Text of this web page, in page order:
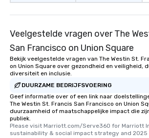
Veelgestelde vragen over The
San Francisco on Union Square
Bekijk veelgestelde vragen van The Westin St.
on Union Square over gezondheid en veiligheid,
diversiteit en inclusie.
DUURZAME BEDRIJFSVOERING
Geef informatie over of een link naar
The Westin St. Francis San Francisco on Union
duurzaamheid of maatschappelijke impact die
publiek.
Please visit Marriott.com/Serve360 for Marriott
sustainability & social impact strategy and 2025